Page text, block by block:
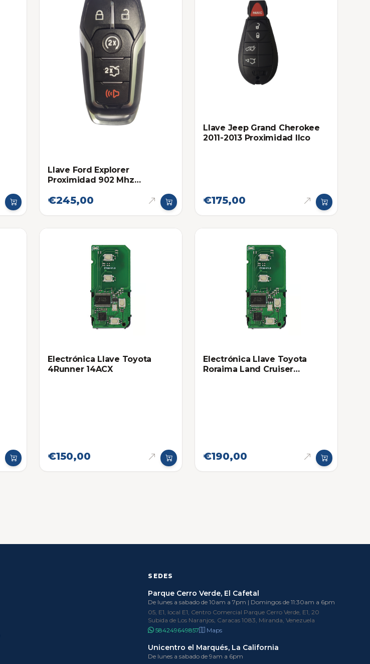
Llave Ford Explorer
Proximidad 902 Mhz
2019
€245,00
Llave Jeep Grand Cherokee
2011-2013 Proximidad Ilco
€175,00
Electrónica Llave Toyota
4Runner 14ACX
€150,00
Electrónica Llave Toyota
Roraima Land Cruiser
€190,00
SEDES
Parque Cerro Verde, El Cafetal
De lunes a sabado de 10am a 7pm | Domingos de 11:30am a 6pm
05, E1, local E1, Centro Comercial Parque Cerro Verde, E1, 20
Subida de Los Naranjos, Caracas 1083, Miranda, Venezuela
584249649857
Maps
Unicentro el Marqués, La California
De lunes a sabado de 9am a 6pm